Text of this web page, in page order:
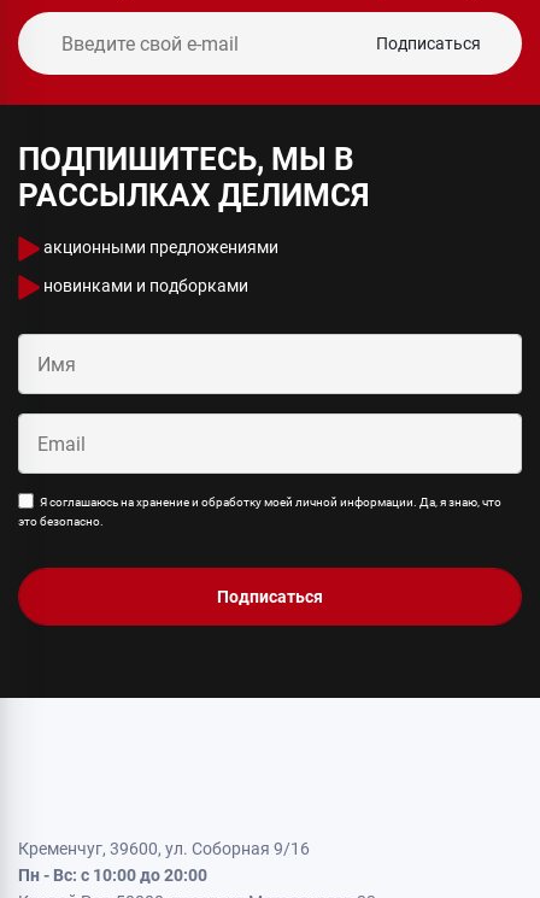
Подписаться
ПОДПИШИТЕСЬ, МЫ В
РАССЫЛКАХ ДЕЛИМСЯ
акционными предложениями
новинками и подборками
Я соглашаюсь на хранение и обработку моей личной информации. Да, я знаю, что
это безопасно.
Подписаться